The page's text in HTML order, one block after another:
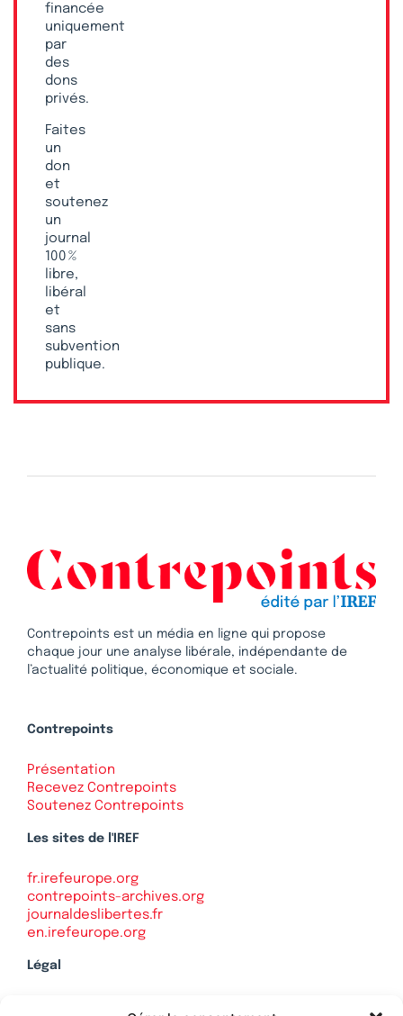
financée
uniquement
par
des
dons
privés.
Faites
un
don
et
soutenez
un
journal
100 %
libre,
libéral
et
sans
subvention
publique.
Contrepoints est un média en ligne qui propose
chaque jour une analyse libérale, indépendante de
l’actualité politique, économique et sociale.
Contrepoints
Présentation
Recevez Contrepoints
Soutenez Contrepoints
Les sites de l'IREF
fr.irefeurope.org
contrepoints-archives.org
journaldeslibertes.fr
en.irefeurope.org
Légal